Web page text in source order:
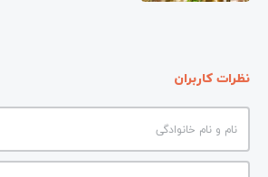
نظرات کاربران